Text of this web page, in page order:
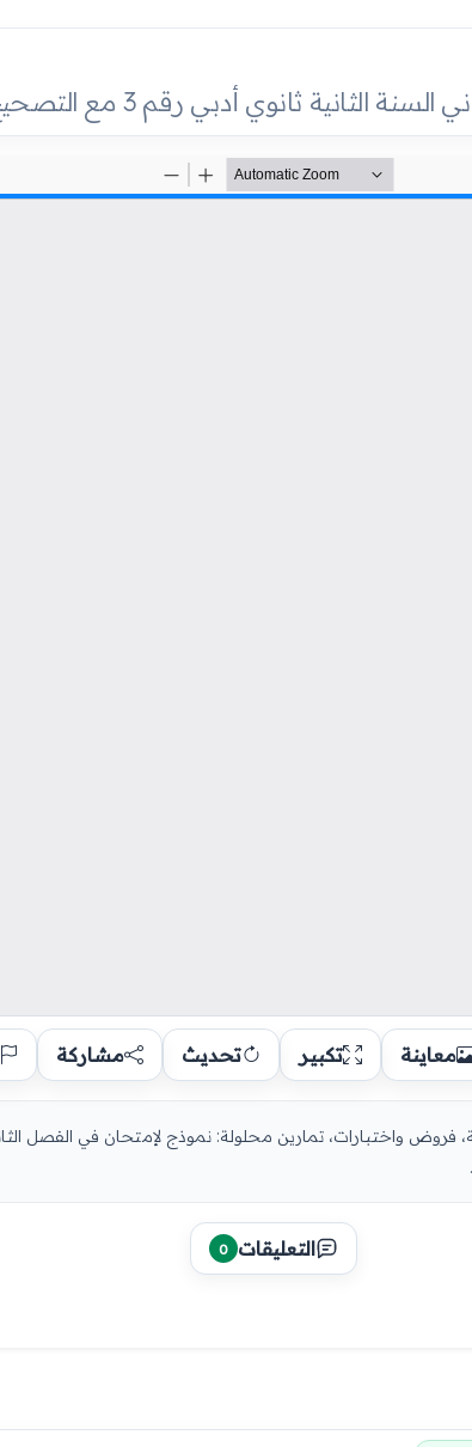
الثانية ثانوي أدبي رقم 3 مع التصحيح
معاينة تكبير تحديث مشاركة
التعليقات 0